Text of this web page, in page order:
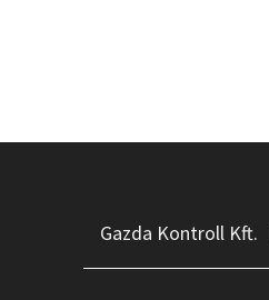
Gazda Kontroll Kft.